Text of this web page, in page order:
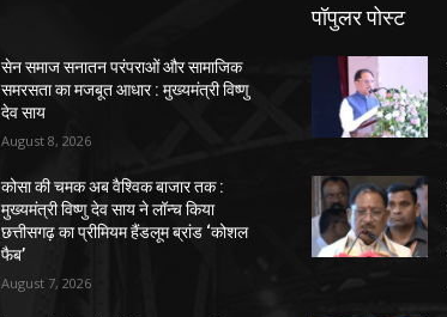
सेन समाज सनातन परंपराओं और सामाजिक
समरसता का मजबूत आधार : मुख्यमंत्री विष्णु
देव साय
August 8, 2026
कोसा की चमक अब वैश्विक बाजार तक :
मुख्यमंत्री विष्णु देव साय ने लॉन्च किया
छत्तीसगढ़ का प्रीमियम हैंडलूम ब्रांड ‘कोशल
फैब’
August 7, 2026
पॉपुलर पोस्ट